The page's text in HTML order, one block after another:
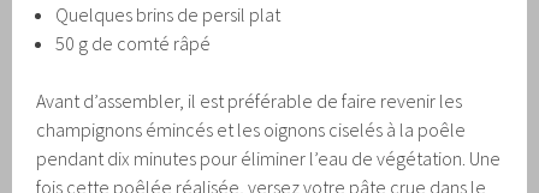
Quelques brins de persil plat
50 g de comté râpé
Avant d’assembler, il est préférable de faire revenir les
champignons émincés et les oignons ciselés à la poêle
pendant dix minutes pour éliminer l’eau de végétation. Une
fois cette poêlée réalisée, versez votre pâte crue dans le